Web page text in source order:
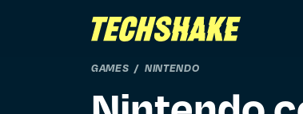
GAMES NINTENDO